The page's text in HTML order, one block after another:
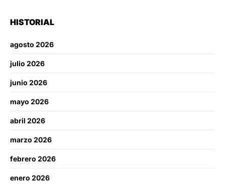
HISTORIAL
agosto 2026
julio 2026
junio 2026
mayo 2026
abril 2026
marzo 2026
febrero 2026
enero 2026